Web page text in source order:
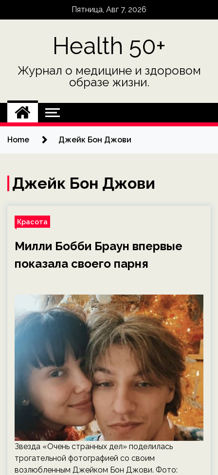
Пятница, Авг 7, 2026
Health 50+
Журнал о медицине и здоровом
образе жизни.
Home Джейк Бон Джови
Джейк Бон Джови
Красота
Милли Бобби Браун впервые
показала своего парня
Звезда «Очень странных дел» поделилась
трогательной фотографией со своим
возлюбленным Джейком Бон Джови. Фото: